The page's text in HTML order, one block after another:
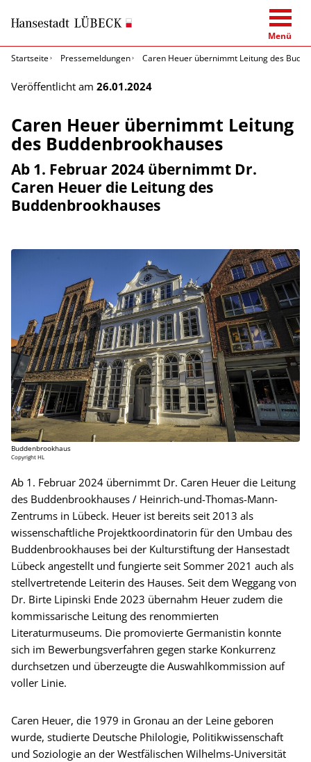
Menü
Startseite
Pressemeldungen Caren Heuer übernimmt Leitung des
Veröffentlicht am 26.01.2024
Caren Heuer übernimmt Leitung
des Buddenbrookhauses
Ab 1. Februar 2024 übernimmt Dr.
Caren Heuer die Leitung des
Buddenbrookhauses
Buddenbrookhaus
Copyright HL
Ab 1. Februar 2024 übernimmt Dr. Caren Heuer die Leitung
des Buddenbrookhauses / Heinrich-und-Thomas-Mann-
Zentrums in Lübeck. Heuer ist bereits seit 2013 als
wissenschaftliche Projektkoordinatorin für den Umbau des
Buddenbrookhauses bei der Kulturstiftung der Hansestadt
Lübeck angestellt und fungierte seit Sommer 2021 auch als
stellvertretende Leiterin des Hauses. Seit dem Weggang von
Dr. Birte Lipinski Ende 2023 übernahm Heuer zudem die
kommissarische Leitung des renommierten
Literaturmuseums. Die promovierte Germanistin konnte
sich im Bewerbungsverfahren gegen starke Konkurrenz
durchsetzen und überzeugte die Auswahlkommission auf
voller Linie.
Caren Heuer, die 1979 in Gronau an der Leine geboren
wurde, studierte Deutsche Philologie, Politikwissenschaft
und Soziologie an der Westfälischen Wilhelms-Universität